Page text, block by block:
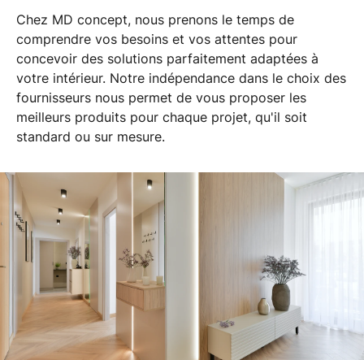
Chez MD concept, nous prenons le temps de
comprendre vos besoins et vos attentes pour
concevoir des solutions parfaitement adaptées à
votre intérieur. Notre indépendance dans le choix des
fournisseurs nous permet de vous proposer les
meilleurs produits pour chaque projet, qu'il soit
standard ou sur mesure.